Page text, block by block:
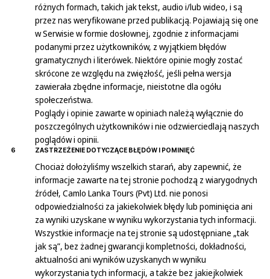
różnych formach, takich jak tekst, audio i/lub wideo, i są
przez nas weryfikowane przed publikacją. Pojawiają się one
w Serwisie w formie dosłownej, zgodnie z informacjami
podanymi przez użytkowników, z wyjątkiem błędów
gramatycznych i literówek. Niektóre opinie mogły zostać
skrócone ze względu na zwięzłość, jeśli pełna wersja
zawierała zbędne informacje, nieistotne dla ogółu
społeczeństwa.
Poglądy i opinie zawarte w opiniach należą wyłącznie do
poszczególnych użytkowników i nie odzwierciedlają naszych
poglądów i opinii.
6 ZASTRZEŻENIE DOTYCZĄCE BŁĘDÓW I POMINIĘĆ
Chociaż dołożyliśmy wszelkich starań, aby zapewnić, że
informacje zawarte na tej stronie pochodzą z wiarygodnych
źródeł, Camlo Lanka Tours (Pvt) Ltd. nie ponosi
odpowiedzialności za jakiekolwiek błędy lub pominięcia ani
za wyniki uzyskane w wyniku wykorzystania tych informacji.
Wszystkie informacje na tej stronie są udostępniane „tak
jak są”, bez żadnej gwarancji kompletności, dokładności,
aktualności ani wyników uzyskanych w wyniku
wykorzystania tych informacji, a także bez jakiejkolwiek